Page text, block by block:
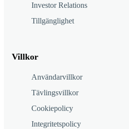
Investor Relations
Tillgänglighet
Villkor
Användarvillkor
Tävlingsvillkor
Cookiepolicy
Integritetspolicy